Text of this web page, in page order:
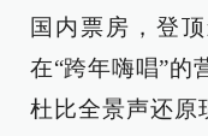
国内票房，登
在“跨年嗨唱”的
杜比全景声还原